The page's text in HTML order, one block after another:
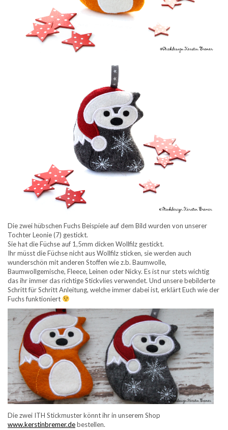
Die zwei hübschen Fuchs Beispiele auf dem Bild wurden von unserer
Tochter Leonie (7) gestickt.
Sie hat die Füchse auf 1,5mm dicken Wollfilz gestickt.
Ihr müsst die Füchse nicht aus Wollfilz sticken, sie werden auch
wunderschön mit anderen Stoffen wie z.b. Baumwolle,
Baumwollgemische, Fleece, Leinen oder Nicky. Es ist nur stets wichtig
das ihr immer das richtige Stickvlies verwendet. Und unsere bebilderte
Schritt für Schritt Anleitung, welche immer dabei ist, erklärt Euch wie der
Fuchs funktioniert
Die zwei ITH Stickmuster könnt ihr in unserem Shop
www.kerstinbremer.debestellen.